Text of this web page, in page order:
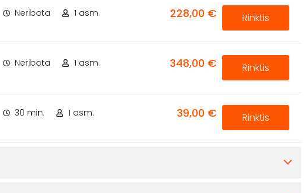
Neribota 1 asm. 228,00 € Rinktis
Neribota 1 asm. 348,00 € Rinktis
30 min. 1 asm. 39,00 € Rinktis